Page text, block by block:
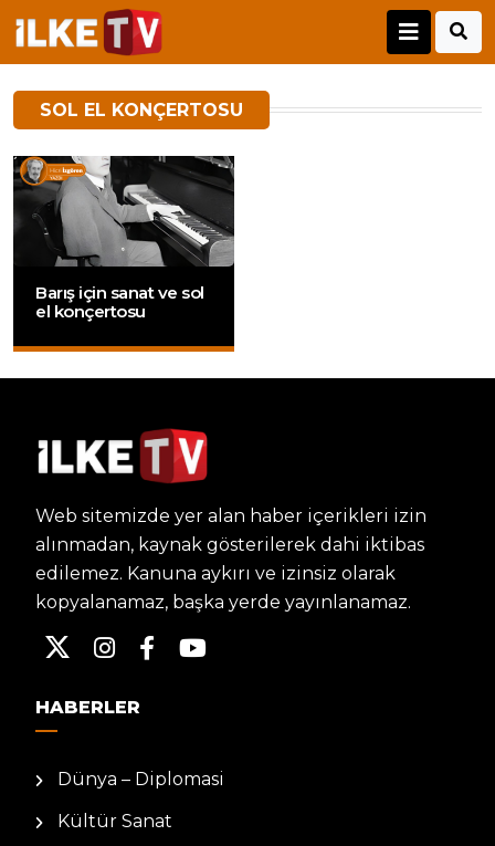
SOL EL KONÇERTOSU
Barış için sanat ve sol
el konçertosu
Web sitemizde yer alan haber içerikleri izin
alınmadan, kaynak gösterilerek dahi iktibas
edilemez. Kanuna aykırı ve izinsiz olarak
kopyalanamaz, başka yerde yayınlanamaz.
HABERLER
Dünya – Diplomasi
Kültür Sanat